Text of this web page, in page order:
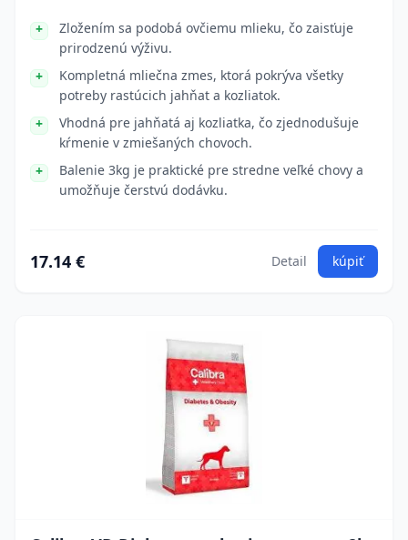
Zložením sa podobá ovčiemu mlieku, čo zaisťuje
prirodzenú výživu.
Kompletná mliečna zmes, ktorá pokrýva všetky
potreby rastúcich jahňat a kozliatok.
Vhodná pre jahňatá aj kozliatka, čo zjednodušuje
kŕmenie v zmiešaných chovoch.
Balenie 3kg je praktické pre stredne veľké chovy a
umožňuje čerstvú dodávku.
17.14 € Detail kúpiť